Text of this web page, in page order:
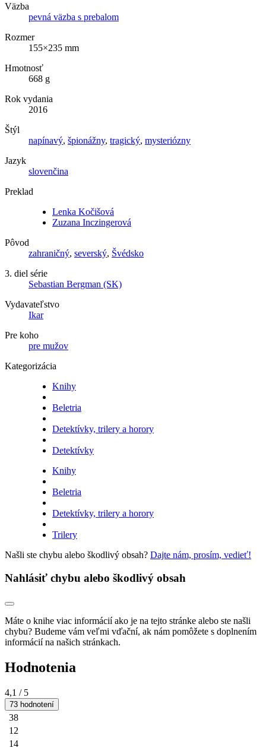
Väzba
pevná väzba s prebalom
Rozmer
155×235 mm
Hmotnosť
668 g
Rok vydania
2016
Štýl
napínavý, špionážny, tragický, mysteriózny
Jazyk
slovenčina
Preklad
Lenka Kočišová
Zuzana Inczingerová
Pôvod
zahraničný, severský, Švédsko
3. diel série
Sebastian Bergman (SK)
Vydavateľstvo
Ikar
Pre koho
pre mužov
Kategorizácia
Knihy
Beletria
Detektívky, trilery a horory
Detektívky
Knihy
Beletria
Detektívky, trilery a horory
Trilery
Našli ste chybu alebo škodlivý obsah? Dajte nám, prosím, vedieť!
Nahlásiť chybu alebo škodlivý obsah
Máte o knihe viac informácií ako je na tejto stránke alebo ste našli
chybu? Budeme vám veľmi vďační, ak nám pomôžete s doplnením
informácií na našich stránkach.
Hodnotenia
4,1 / 5
73 hodnotení
38
12
14